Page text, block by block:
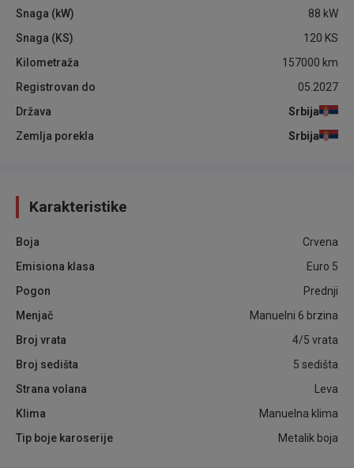
Snaga (kW)
88 kW
Snaga (KS)
120 KS
Kilometraža
157000 km
Registrovan do
05.2027
Država
Srbija
Zemlja porekla
Srbija
Karakteristike
Boja
Crvena
Emisiona klasa
Euro 5
Pogon
Prednji
Menjač
Manuelni 6 brzina
Broj vrata
4/5 vrata
Broj sedišta
5 sedišta
Strana volana
Leva
Klima
Manuelna klima
Tip boje karoserije
Metalik boja